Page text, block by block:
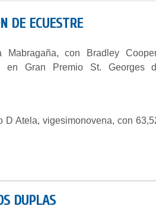
DE ECUESTRE
Mabragaña, con Bradley
en Gran Premio St. Georges
Atela, vigesimonovena, con
DUPLAS